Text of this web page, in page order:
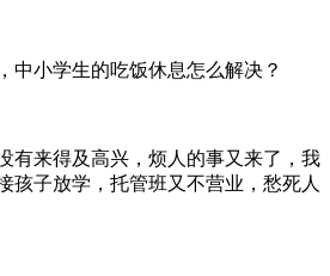
小学生的吃饭休息怎么解决？
来得及高兴，烦人的事又来了，我
孩子放学，托管班又不营业，愁死人